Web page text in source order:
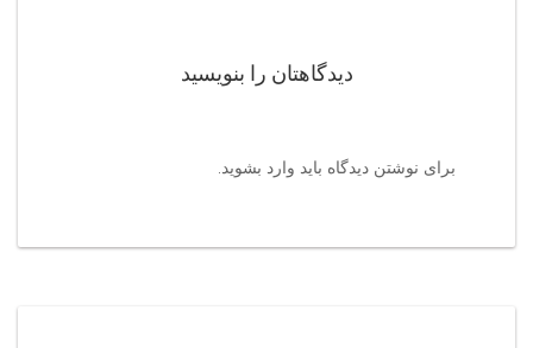
دیدگاهتان را بنویسید
برای نوشتن دیدگاه باید وارد بشوید